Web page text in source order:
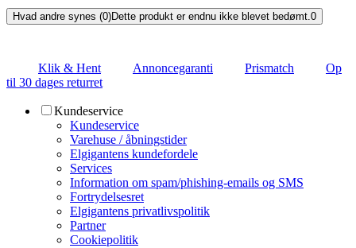
Hvad andre synes (0)Dette produkt er endnu ikke blevet bedømt.0
Klik & Hent Annoncegaranti Prismatch
Op
til 30 dages returret
Kundeservice
Kundeservice
Varehuse / åbningstider
Elgigantens kundefordele
Services
Information om spam/phishing-emails og SMS
Fortrydelsesret
Elgigantens privatlivspolitik
Partner
Cookiepolitik